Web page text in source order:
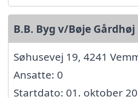
B.B. Byg v/Bøje Gårdhøj
Søhusevej 19, 4241
Ansatte: 0
Startdato: 01. oktober